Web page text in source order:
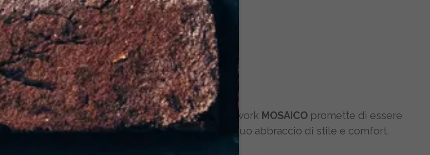
prevenire l'accumulo di polvere.
tessuti.
luce del sole per preservare l'integrità dei colori.
tempo stesso un'opera d'arte, la poltrona patchwork MOSAICO promette di essere
gemma del design e lasciati avvolgere dal suo abbraccio di stile e comfort.